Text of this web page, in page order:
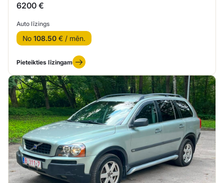
6200 €
Auto līzings
No 108.50 € / mēn.
Pieteikties līzingam